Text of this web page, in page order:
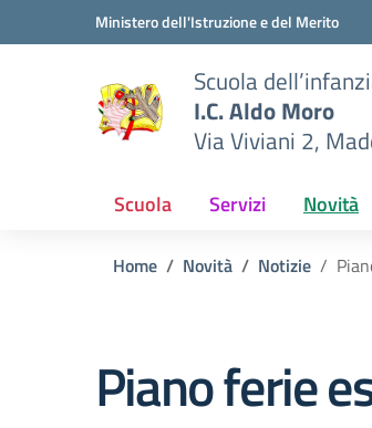
Vai ai contenuti
Vai al menu di navigazioneMinistero dell'Istruzione e del Merito
Scuola
I.C. Aldo Moro
Via Viviani 2,
Scuola Servizi Novità
Home Novità Notizie
Piano ferie